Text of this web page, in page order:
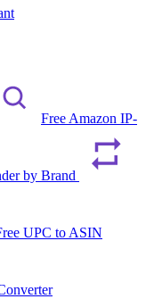
Free Amazon IP-
by Brand
UPC to ASIN